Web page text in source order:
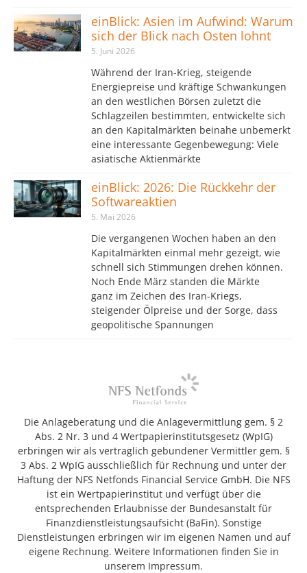
einBlick: Asien im Aufwind: Warum
sich der Blick nach Osten lohnt
5. Juni 2026
Während der Iran-Krieg, steigende
Energiepreise und kräftige Schwankungen
an den westlichen Börsen zuletzt die
Schlagzeilen bestimmten, entwickelte sich
an den Kapitalmärkten beinahe unbemerkt
eine interessante Gegenbewegung: Viele
asiatische Aktienmärkte
einBlick: 2026: Die Rückkehr der
Softwareaktien
5. Mai 2026
Die vergangenen Wochen haben an den
Kapitalmärkten einmal mehr gezeigt, wie
schnell sich Stimmungen drehen können.
Noch Ende März standen die Märkte
ganz im Zeichen des Iran-Kriegs,
steigender Ölpreise und der Sorge, dass
geopolitische Spannungen
Die Anlageberatung und die Anlagevermittlung gem. § 2
Abs. 2 Nr. 3 und 4 Wertpapierinstitutsgesetz (WpIG)
erbringen wir als vertraglich gebundener Vermittler gem. §
3 Abs. 2 WpIG ausschließlich für Rechnung und unter der
Haftung der NFS Netfonds Financial Service GmbH. Die NFS
ist ein Wertpapierinstitut und verfügt über die
entsprechenden Erlaubnisse der Bundesanstalt für
Finanzdienstleistungsaufsicht (BaFin). Sonstige
Dienstleistungen erbringen wir im eigenen Namen und auf
eigene Rechnung. Weitere Informationen finden Sie in
unserem Impressum.